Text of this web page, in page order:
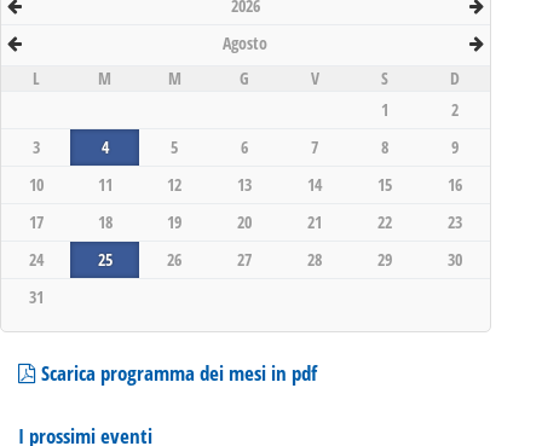
2026
Agosto
L
M M G V S
D
1
2
3
4 5 6 7 8
9
10
11 12 13 14 15
16
17
18 19 20 21 22
23
24
25 26 27 28 29
30
31
Scarica programma dei mesi in pdf
I prossimi eventi